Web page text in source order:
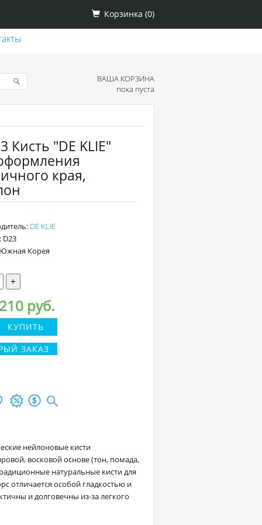
Корзинка (0)
ВАША КОРЗИНА
пока пуста
Кисть "DE KLIE"
края,
DE KLIE
D23
Корея
+
руб.
КУПИТЬ
ЗАКАЗ
нейлоновые кисти
восковой основе (тон, помада,
натуральные кисти для
отличается особой гладкостью и
и долговечны из-за легкого